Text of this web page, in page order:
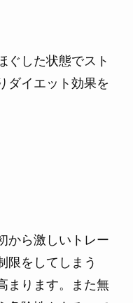
ぐした状態でスト
ダイエット効果を
から激しいトレー
限をしてしまう
まります。また無